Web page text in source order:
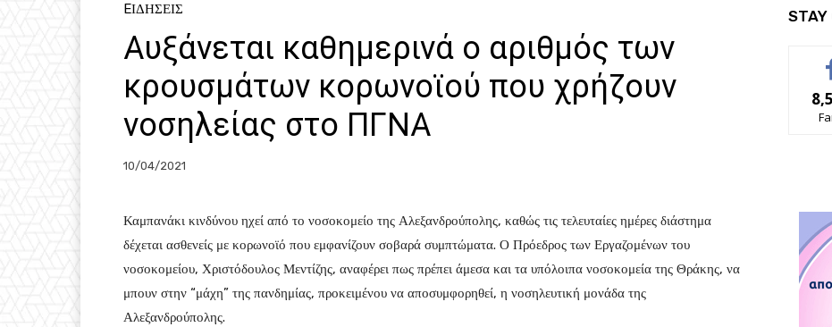
EΙΔΗΣΕΙΣ
Αυξάνεται καθημερινά ο αριθμός των
κρουσμάτων κορωνοϊού που χρήζουν
νοσηλείας στο ΠΓΝΑ
10/04/2021
Καμπανάκι κινδύνου ηχεί από το νοσοκομείο της Αλεξανδρούπολης, καθώς τις τελευταίες ημέρες διάστημα
δέχεται ασθενείς με κορωνοϊό που εμφανίζουν σοβαρά συμπτώματα. Ο Πρόεδρος των Εργαζομένων του
νοσοκομείου, Χριστόδουλος Μεντίζης, αναφέρει πως πρέπει άμεσα και τα υπόλοιπα νοσοκομεία της Θράκης, να
μπουν στην “μάχη” της πανδημίας, προκειμένου να αποσυμφορηθεί, η νοσηλευτική μονάδα της
Αλεξανδρούπολης.
STAY